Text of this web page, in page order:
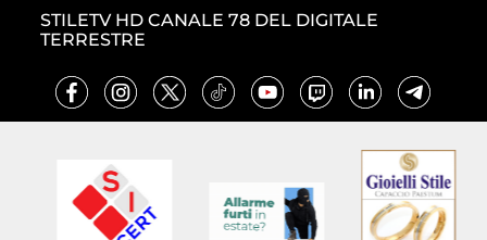
STILETV HD CANALE 78 DEL DIGITALE
TERRESTRE